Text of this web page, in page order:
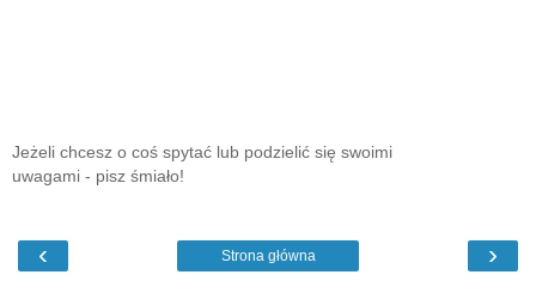
Jeżeli chcesz o coś spytać lub podzielić się swoimi
uwagami - pisz śmiało!
‹ ›
Strona główna